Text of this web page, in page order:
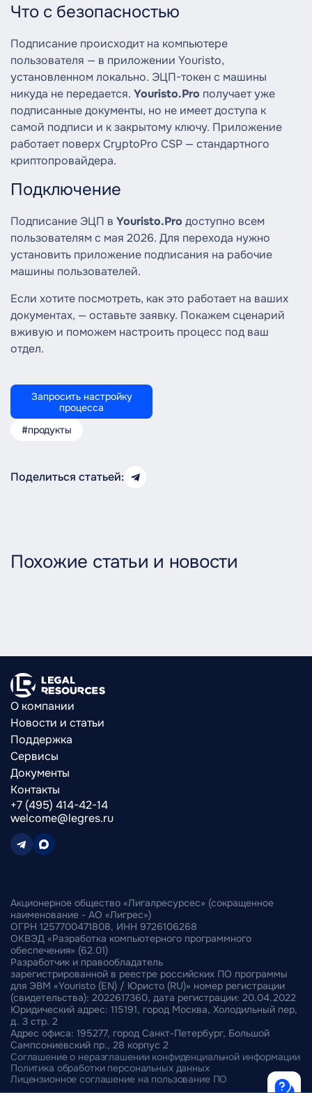
Какой продукт вам нужен?
Что с безопасностью
Подписание происходит на компьютере
пользователя — в приложении Youristo,
установленном локально. ЭЦП-токен с машины
никуда не передается. Youristo.Pro получает уже
подписанные документы, но не имеет доступа к
самой подписи и к закрытому ключу. Приложение
работает поверх CryptoPro CSP — стандартного
криптопровайдера.
Подключение
Подписание ЭЦП в Youristo.Pro доступно всем
пользователям с мая 2026. Для перехода нужно
установить приложение подписания на рабочие
машины пользователей.
Если хотите посмотреть, как это работает на ваших
документах, — оставьте заявку. Покажем сценарий
вживую и поможем настроить процесс под ваш
отдел.
Запросить настройку
процесса
#продукты
Поделиться статьей:
Похожие статьи и новости
О компании
Новости и статьи
Поддержка
Сервисы
Документы
Контакты
+7 (495) 414-42-14
welcome@legres.ru
Соглашение о неразглашении конфиденциальной информации
Политика обработки персональных данных
Лицензионное соглашение на пользование ПО
Акционерное общество «Лигалресурсес» (сокращенное
наименование - АО «Лигрес»)
ОГРН 1257700471808, ИНН 9726106268
ОКВЭД «Разработка компьютерного программного
обеспечения» (62.01)
Разработчик и правообладатель
зарегистрированной в реестре российских ПО программы
для ЭВМ «Youristo (EN) / Юристо (RU)» номер регистрации
(свидетельства): 2022617360, дата регистрации: 20.04.2022
Юридический адрес: 115191, город Москва, Холодильный пер,
д. 3 стр. 2
Адрес офиса: 195277, город Санкт-Петербург, Большой
Сампсониевский пр., 28 корпус 2